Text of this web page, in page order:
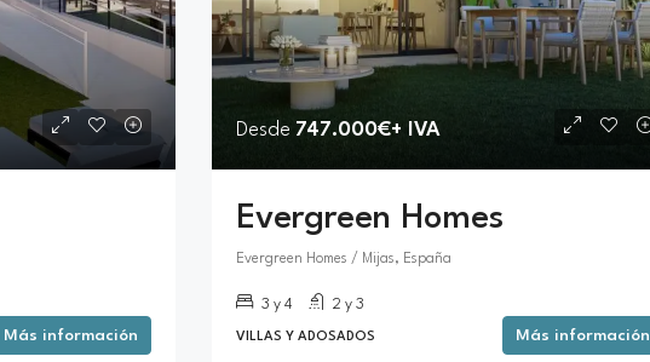
Más información
Desde 747.000€+ IVA
Evergreen Homes
Evergreen Homes / Mijas, España
3 y 4 2 y 3
VILLAS Y ADOSADOS Más información